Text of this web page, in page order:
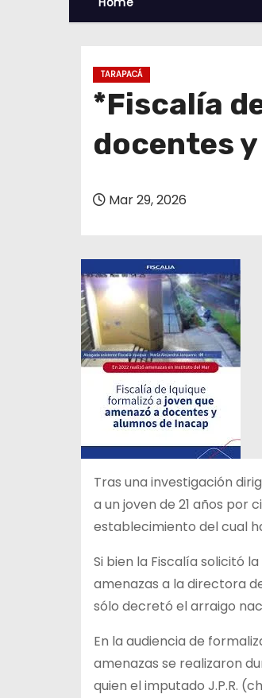
TARAPACÁ
*Fiscalía
docentes
Mar 29, 2026
Tras una investigación
a un joven de 21 años por
establecimiento del cual
Si bien la Fiscalía solicitó
amenazas a la directora
sólo decretó el arraigo
En la audiencia de
amenazas se realizaron
quien el imputado J.P.R.